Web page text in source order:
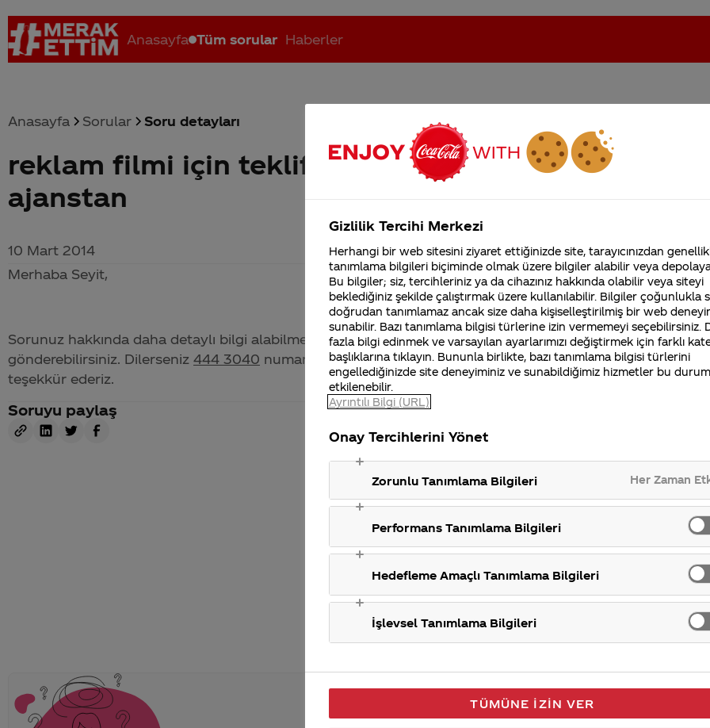
Anasayfa Tüm sorular Haberler
Coca-Cola nerenin malı? Coca cola İsrail malı mı Yani ... Coca-Cola'nın Filistin'de fabr... Coca-Cola’yı kim buldu?
Anasayfa Sorular Soru detayları
reklam filmi için teklif geldi acaba doğrumudur ?
ajanstan
10 Mart 2014
Merhaba Seyit,
Sorunuz hakkında daha detaylı bilgi alabilmek için iletişim bilgilerinizi iletisimmerkezi@coca-cola.com
gönderebilirsiniz. Dilerseniz 444 3040 numaralı iletişim merkezimizi arayarak da bize ulaşabilirsiniz. İlginiz
teşekkür ederiz.
Soruyu paylaş
Coca-Cola Şirketi
merak ettikleriniz.
Fabrikalarımız,
sertifikalarımız, faaliyet
gösterdiğimiz ülkeler,
tarihçemiz ve daha
Gizlilik Tercihi Merkezi
Herhangi bir web sitesini ziyaret ettiğinizde site, tarayıcınızdan
tanımlama bilgileri biçiminde olmak üzere bilgiler alabilir veya
Bu bilgiler; siz, tercihleriniz ya da cihazınız hakkında olabilir veya siteyi
beklediğiniz şekilde çalıştırmak üzere kullanılabilir. Bilgiler çoğunlukla
doğrudan tanımlamaz ancak size daha kişiselleştirilmiş bir web
sunabilir. Bazı tanımlama bilgisi türlerine izin vermemeyi seçebilirsiniz.
fazla bilgi edinmek ve varsayılan ayarlarımızı değiştirmek için farklı
başlıklarına tıklayın. Bununla birlikte, bazı tanımlama bilgisi türlerini
engellediğinizde site deneyiminiz ve sunabildiğimiz hizmetler bu
etkilenebilir.
Ayrıntılı Bilgi (URL)
Onay Tercihlerini Yönet
Zorunlu Tanımlama Bilgileri Her Zaman
Performans Tanımlama Bilgileri
Hedefleme Amaçlı Tanımlama Bilgileri
İşlevsel Tanımlama Bilgileri
TÜMÜNE İZIN VER